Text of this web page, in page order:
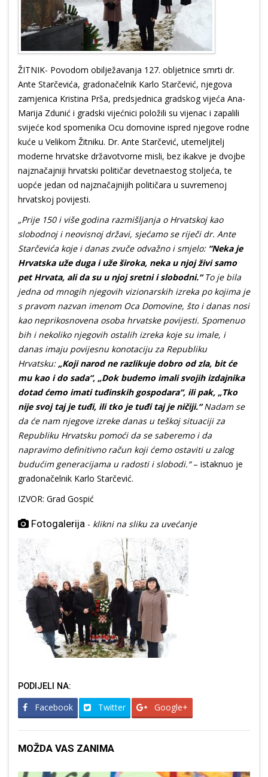
ŽITNIK- Povodom obilježavanja 127. obljetnice smrti dr.
Ante Starčevića, gradonačelnik Karlo Starčević, njegova
zamjenica Kristina Prša, predsjednica gradskog vijeća Ana-
Marija Zdunić i gradski vijećnici položili su vijenac i zapalili
svijeće kod spomenika Ocu domovine ispred njegove rodne
kuće u Velikom Žitniku. Dr. Ante Starčević, utemeljitelj
moderne hrvatske državotvorne misli, bez ikakve je dvojbe
najznačajniji hrvatski političar devetnaestog stoljeća, te
uopće jedan od najznačajnijih političara u suvremenoj
hrvatskoj povijesti.
„Prije 150 i više godina razmišljanja o Hrvatskoj kao
slobodnoj i neovisnoj državi, sjećamo se riječi dr. Ante
Starčevića koje i danas zvuče odvažno i smjelo: “Neka je
Hrvatska uže duga i uže široka, neka u njoj živi samo
pet Hrvata, ali da su u njoj sretni i slobodni.“To je bila
jedna od mnogih njegovih vizionarskih izreka po kojima je
s pravom nazvan imenom Oca Domovine, što i danas nosi
kao neprikosnovena osoba hrvatske povijesti. Spomenuo
bih i nekoliko njegovih ostalih izreka koje su imale, i
danas imaju povijesnu konotaciju za Republiku
Hrvatsku: „Koji narod ne razlikuje dobro od zla, bit će
mu kao i do sada“, „Dok budemo imali svojih izdajnika
dotad ćemo imati tuđinskih gospodara“, ili pak, „Tko
nije svoj taj je tuđi, ili tko je tuđi taj je ničiji.“Nadam se
da će nam njegove izreke danas u teškoj situaciji za
Republiku Hrvatsku pomoći da se saberemo i da
napravimo definitivno račun koji ćemo ostaviti u zalog
budućim generacijama u radosti i slobodi.“– istaknuo je
gradonačelnik Karlo Starčević.
IZVOR: Grad Gospić
Fotogalerija - klikni na sliku za uvećanje
PODIJELI NA:
Facebook Twitter Google+
MOŽDA VAS ZANIMA